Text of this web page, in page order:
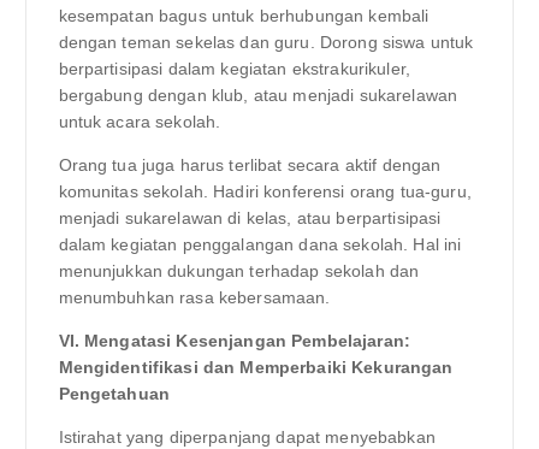
kesempatan bagus untuk berhubungan kembali
dengan teman sekelas dan guru. Dorong siswa untuk
berpartisipasi dalam kegiatan ekstrakurikuler,
bergabung dengan klub, atau menjadi sukarelawan
untuk acara sekolah.
Orang tua juga harus terlibat secara aktif dengan
komunitas sekolah. Hadiri konferensi orang tua-guru,
menjadi sukarelawan di kelas, atau berpartisipasi
dalam kegiatan penggalangan dana sekolah. Hal ini
menunjukkan dukungan terhadap sekolah dan
menumbuhkan rasa kebersamaan.
VI. Mengatasi Kesenjangan Pembelajaran:
Mengidentifikasi dan Memperbaiki Kekurangan
Pengetahuan
Istirahat yang diperpanjang dapat menyebabkan